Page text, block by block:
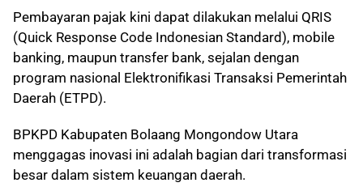
Pembayaran pajak kini dapat dilakukan melalui QRIS
(Quick Response Code Indonesian Standard), mobile
banking, maupun transfer bank, sejalan dengan
program nasional Elektronifikasi Transaksi Pemerintah
Daerah (ETPD).
BPKPD Kabupaten Bolaang Mongondow Utara
menggagas inovasi ini adalah bagian dari transformasi
besar dalam sistem keuangan daerah.